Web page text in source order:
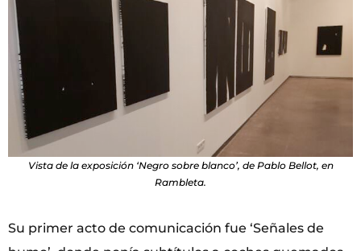
Vista de la exposición ‘Negro sobre blanco’, de Pablo Bellot, en
Rambleta.
Su primer acto de comunicación fue ‘Señales de